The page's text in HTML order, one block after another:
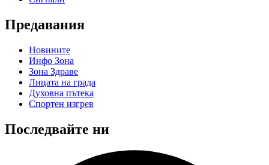
Предавания
Новините
Инфо Зона
Зона Здраве
Лицата на града
Духовна пътека
Спортен изгрев
Последвайте ни